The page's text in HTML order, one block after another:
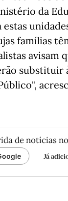
da
famílias
avisam
substituir
de notícias
Já